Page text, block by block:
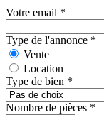
Votre email *
Type de l'annonce *
Vente
Location
Type de bien *
Nombre de pièces *